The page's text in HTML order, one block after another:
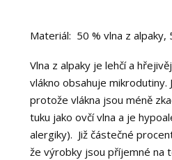
Materiál: 50 % vlna z alpaky,
Vlna z alpaky je lehčí a
vlákno obsahuje mikrodutiny.
protože vlákna jsou méně
tuku jako ovčí vlna a je
alergiky). Již částečné
že výrobky jsou příjemné na